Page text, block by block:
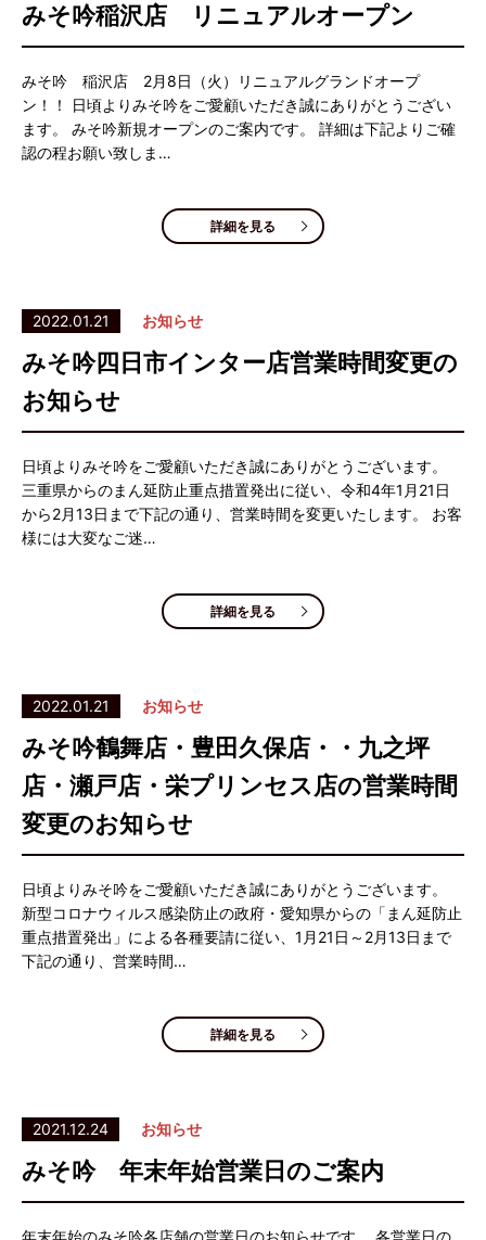
みそ吟稲沢店 リニュアルオープン
みそ吟 稲沢店 2月8日（火）リニュアルグランドオープ
ン！！ 日頃よりみそ吟をご愛顧いただき誠にありがとうござい
ます。 みそ吟新規オープンのご案内です。 詳細は下記よりご確
認の程お願い致しま…
詳細を見る
2022.01.21 お知らせ
みそ吟四日市インター店営業時間変更の
お知らせ
日頃よりみそ吟をご愛顧いただき誠にありがとうございます。
三重県からのまん延防止重点措置発出に従い、令和4年1月21日
から2月13日まで下記の通り、営業時間を変更いたします。 お客
様には大変なご迷…
詳細を見る
2022.01.21 お知らせ
みそ吟鶴舞店・豊田久保店・・九之坪
店・瀬戸店・栄プリンセス店の営業時間
変更のお知らせ
日頃よりみそ吟をご愛顧いただき誠にありがとうございます。
新型コロナウィルス感染防止の政府・愛知県からの「まん延防止
重点措置発出」による各種要請に従い、1月21日～2月13日まで
下記の通り、営業時間…
詳細を見る
2021.12.24 お知らせ
みそ吟 年末年始営業日のご案内
年末年始のみそ吟各店舗の営業日のお知らせです。 各営業日の